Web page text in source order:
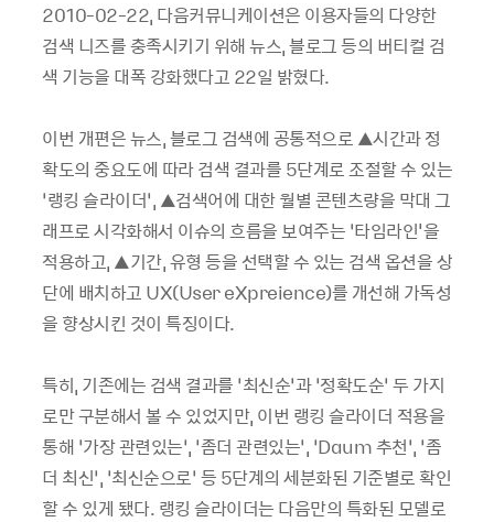
2010-02-22, 다음커뮤니케이션은 이용자들의 다양한
검색 니즈를 충족시키기 위해 뉴스, 블로그 등의 버티컬 검
색 기능을 대폭 강화했다고 22일 밝혔다.
이번 개편은 뉴스, 블로그 검색에 공통적으로 ▲시간과 정
확도의 중요도에 따라 검색 결과를 5단계로 조절할 수 있는
‘랭킹 슬라이더’, ▲검색어에 대한 월별 콘텐츠량을 막대 그
래프로 시각화해서 이슈의 흐름을 보여주는 ‘타임라인'을
적용하고, ▲기간, 유형 등을 선택할 수 있는 검색 옵션을 상
단에 배치하고 UX(User eXpreience)를 개선해 가독성
을 향상시킨 것이 특징이다.
특히, 기존에는 검색 결과를 ‘최신순’과 ‘정확도순’ 두 가지
로만 구분해서 볼 수 있었지만, 이번 랭킹 슬라이더 적용을
통해 ‘가장 관련있는’, ‘좀더 관련있는’, ’Daum 추천’, ‘좀
더 최신’, ‘최신순으로’ 등 5단계의 세분화된 기준별로 확인
할 수 있게 됐다. 랭킹 슬라이더는 다음만의 특화된 모델로